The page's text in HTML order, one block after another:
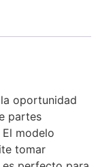
oportunidad
partes
modelo
tomar